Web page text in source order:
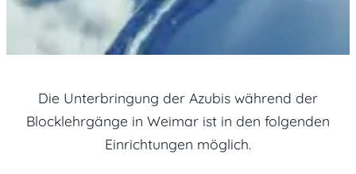
Die Unterbringung der Azubis während der
Blocklehrgänge in Weimar ist in den folgenden
Einrichtungen möglich.